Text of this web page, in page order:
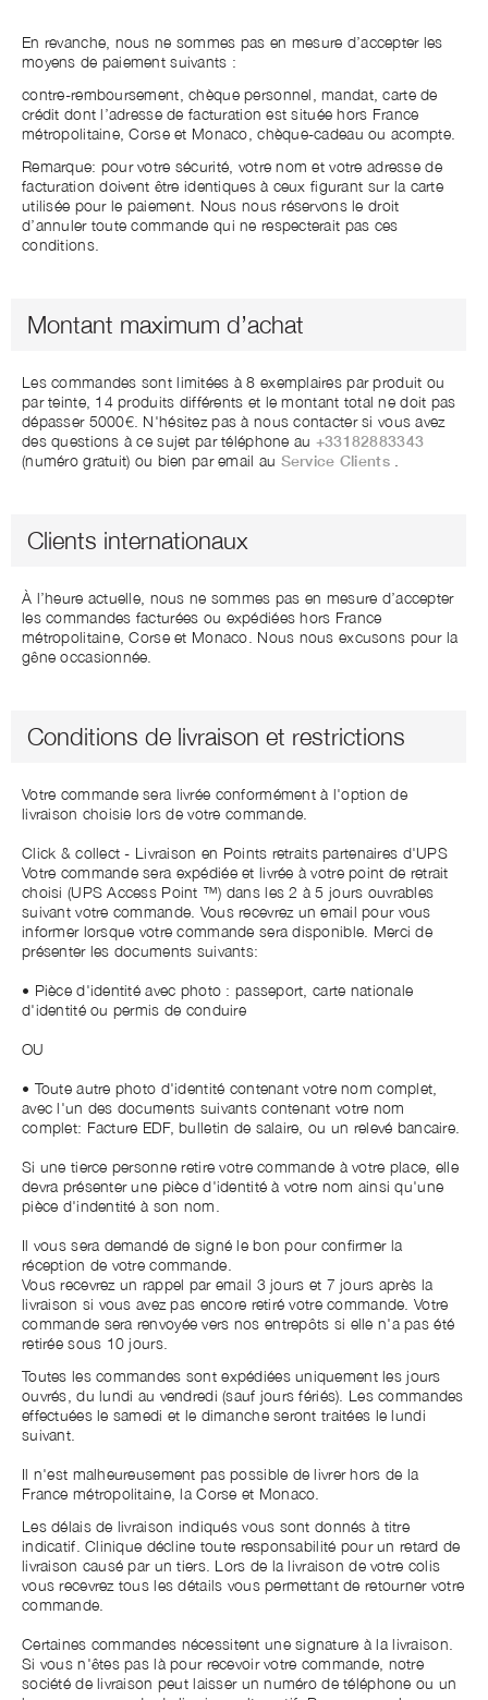
En revanche, nous ne sommes pas en mesure d’accepter les
moyens de paiement suivants :
contre-remboursement, chèque personnel, mandat, carte de
crédit dont l’adresse de facturation est située hors France
métropolitaine, Corse et Monaco, chèque-cadeau ou acompte.
Remarque: pour votre sécurité, votre nom et votre adresse de
facturation doivent être identiques à ceux figurant sur la carte
utilisée pour le paiement. Nous nous réservons le droit
d’annuler toute commande qui ne respecterait pas ces
conditions.
Montant maximum d’achat
Les commandes sont limitées à 8 exemplaires par produit ou
par teinte, 14 produits différents et le montant total ne doit pas
dépasser 5000€. N'hésitez pas à nous contacter si vous avez
des questions à ce sujet par téléphone au +33182883343
(numéro gratuit) ou bien par email au Service Clients.
Clients internationaux
À l’heure actuelle, nous ne sommes pas en mesure d’accepter
les commandes facturées ou expédiées hors France
métropolitaine, Corse et Monaco. Nous nous excusons pour la
gêne occasionnée.
Conditions de livraison et restrictions
Votre commande sera livrée conformément à l'option de
livraison choisie lors de votre commande.
Click & collect - Livraison en Points retraits partenaires d'UPS
Votre commande sera expédiée et livrée à votre point de retrait
choisi (UPS Access Point ™) dans les 2 à 5 jours ouvrables
suivant votre commande. Vous recevrez un email pour vous
informer lorsque votre commande sera disponible. Merci de
présenter les documents suivants:
• Pièce d'identité avec photo : passeport, carte nationale
d'identité ou permis de conduire
OU
• Toute autre photo d'identité contenant votre nom complet,
avec l'un des documents suivants contenant votre nom
complet: Facture EDF, bulletin de salaire, ou un relevé bancaire.
Si une tierce personne retire votre commande à votre place, elle
devra présenter une pièce d'identité à votre nom ainsi qu'une
pièce d'indentité à son nom.
Il vous sera demandé de signé le bon pour confirmer la
réception de votre commande.
Vous recevrez un rappel par email 3 jours et 7 jours après la
livraison si vous avez pas encore retiré votre commande. Votre
commande sera renvoyée vers nos entrepôts si elle n'a pas été
retirée sous 10 jours.
Toutes les commandes sont expédiées uniquement les jours
ouvrés, du lundi au vendredi (sauf jours fériés). Les commandes
effectuées le samedi et le dimanche seront traitées le lundi
suivant.
Il n'est malheureusement pas possible de livrer hors de la
France métropolitaine, la Corse et Monaco.
Les délais de livraison indiqués vous sont donnés à titre
indicatif. Clinique décline toute responsabilité pour un retard de
livraison causé par un tiers. Lors de la livraison de votre colis
vous recevrez tous les détails vous permettant de retourner votre
commande.
Certaines commandes nécessitent une signature à la livraison.
Si vous n'êtes pas là pour recevoir votre commande, notre
société de livraison peut laisser un numéro de téléphone ou un